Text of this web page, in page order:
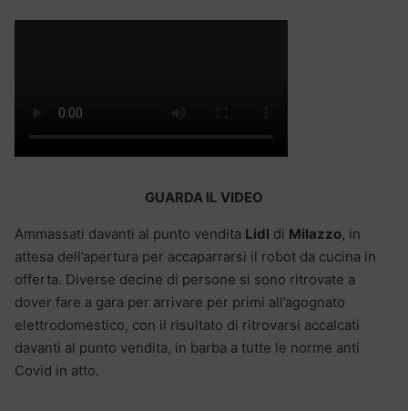
GUARDA IL VIDEO
Ammassati davanti al punto vendita Lidl di Milazzo, in
attesa dell’apertura per accaparrarsi il robot da cucina in
offerta. Diverse decine di persone si sono ritrovate a
dover fare a gara per arrivare per primi all’agognato
elettrodomestico, con il risultato di ritrovarsi accalcati
davanti al punto vendita, in barba a tutte le norme anti
Covid in atto.